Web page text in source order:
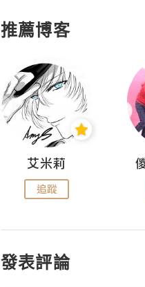
推薦博客
艾米莉
追蹤
發表評論